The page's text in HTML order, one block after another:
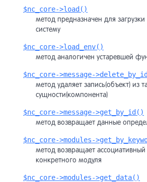
$nc_core->load()
метод предназначен для
систему
$nc_core->load_env()
метод аналогичен устаревшей
$nc_core->message-
метод удаляет запись(объект) из
сущности(компонента)
$nc_core->message->get_by_id()
метод возвращает данные
$nc_core->modules-
метод возвращает
конкретного модуля
$nc_core->modules->get_data()